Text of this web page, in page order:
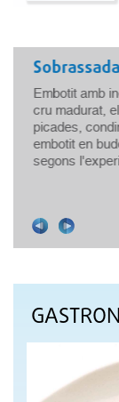
Embotit amb
cru madurat,
picades,
embotit en
segons